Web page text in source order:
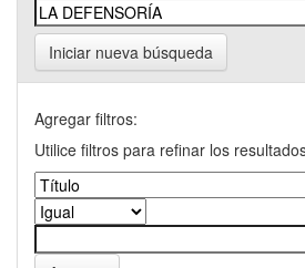
Iniciar nueva búsqueda
Agregar filtros:
Utilice filtros para refinar los